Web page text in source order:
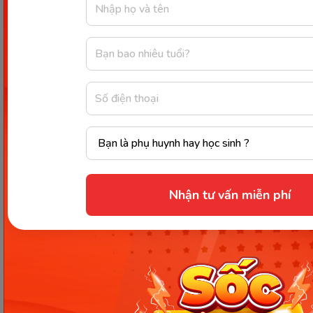
Nhận tư vấn miễn phí
Ưu tiên chủ đề con yêu thích:
tập kỹ năng nghe với chủ đề yêu thích sẽ giúp
các bạn học sinh lớp 2 hào hứng hơn khi học.
Công cụ hỗ trợ luyện nghe
tiếng Anh lớp 2 hiệu quả
Có rất nhiều công cụ hỗ trợ luyện nghe tiếng Anh
tham khảo lựa chọn cho con. Ngoài phương pháp
luyện nghe truyền thống qua đĩa CD và sách, ba
mẹ có thể cho con luyện nghe tiếng Anh qua các
ứng dụng, website trực tuyến hay kênh youtube
App luyện nghe tiếng Anh lớp 2